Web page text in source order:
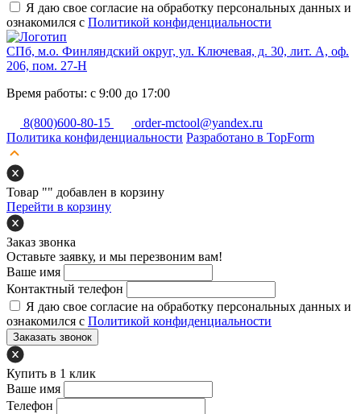
Я даю свое согласие на обработку персональных данных и
ознакомился с Политикой конфиденциальности
СПб, м.о. Финляндский округ, ул. Ключевая, д. 30, лит. А, оф.
206, пом. 27-Н
Время работы: с 9:00 до 17:00
8(800)600-80-15
order-mctool@yandex.ru
Политика конфиденциальности Разработано в TopForm
Товар "" добавлен в корзину
Перейти в корзину
Заказ звонка
Оставьте заявку, и мы перезвоним вам!
Ваше имя
Контактный телефон
Я даю свое согласие на обработку персональных данных и
ознакомился с Политикой конфиденциальности
Заказать звонок
Купить в 1 клик
Ваше имя
Телефон